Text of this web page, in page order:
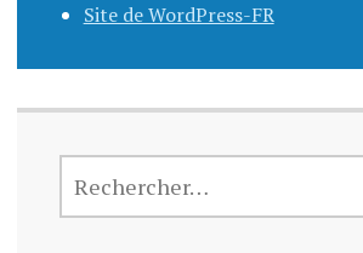
Site de WordPress-FR